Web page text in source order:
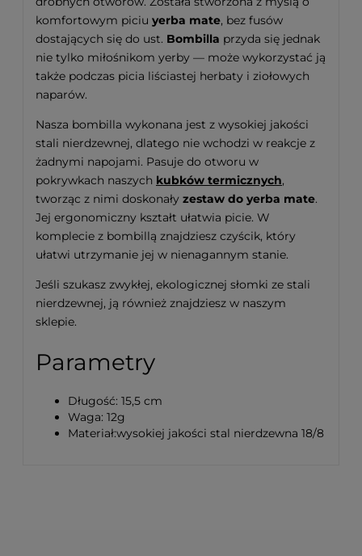
komfortowym piciu yerba mate, bez fusów
dostających się do ust. Bombilla przyda się jednak
nie tylko miłośnikom yerby — może wykorzystać ją
także podczas picia liściastej herbaty i ziołowych
naparów.
Nasza bombilla wykonana jest z wysokiej jakości
stali nierdzewnej, dlatego nie wchodzi w reakcje z
żadnymi napojami. Pasuje do otworu w
pokrywkach naszych kubków termicznych,
tworząc z nimi doskonały zestaw do yerba mate.
Jej ergonomiczny kształt ułatwia picie. W
komplecie z bombillą znajdziesz czyścik, który
ułatwi utrzymanie jej w nienagannym stanie.
Jeśli szukasz zwykłej, ekologicznej słomki ze stali
nierdzewnej, ją również znajdziesz w naszym
sklepie.
Parametry
Długość: 15,5 cm
Waga: 12g
Materiał:wysokiej jakości stal nierdzewna 18/8